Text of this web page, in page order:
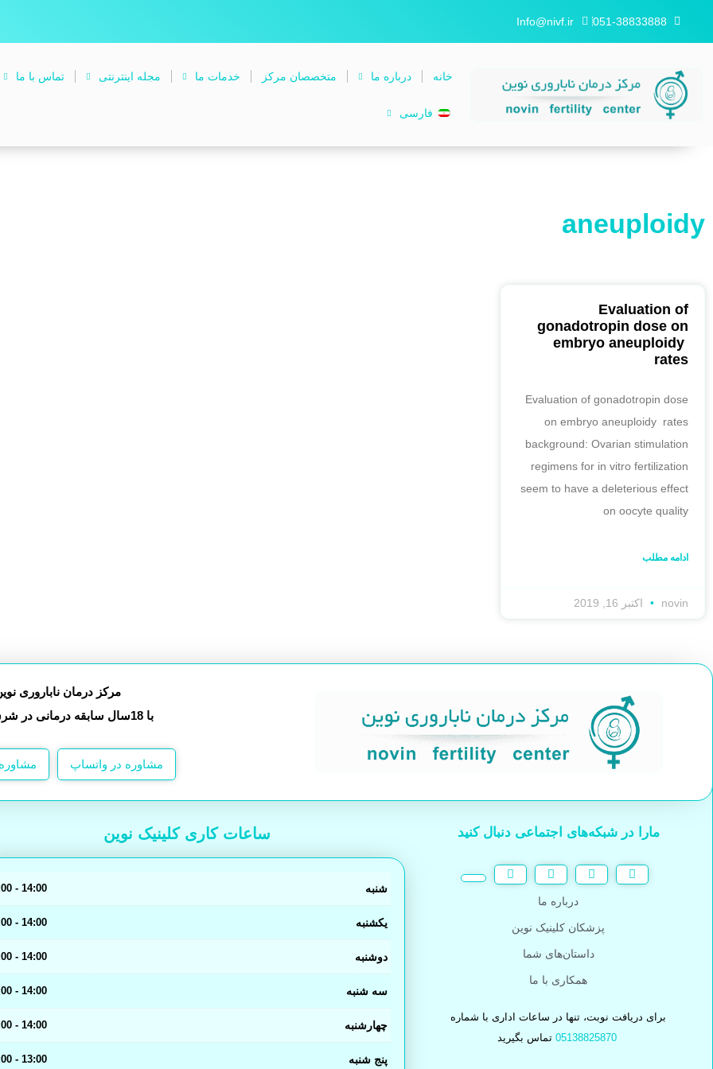
051-38833888
Info@nivf.ir
خانه درباره ما متخصصان مرکز خدمات ما مجله اینترنتی تماس با ما
فارسی
aneuploidy
Evaluation of
gonadotropin dose on
embryo aneuploidy
rates
Evaluation of gonadotropin dose
on embryo aneuploidy rates
background: Ovarian stimulation
regimens for in vitro fertilization
seem to have a deleterious effect
on oocyte quality
ادامه مطلب
novin اکتبر 16, 2019
مرکز درمان ناباروری
با 18سال سابقه درمانی در شرق کشور
مشاوره در واتساپ
مارا در شبکه‌های اجتماعی دنبال کنید
درباره ما
پزشکان کلینیک نوین
داستان‌های شما
همکاری با ما
برای دریافت نوبت، تنها در ساعات اداری با شماره
05138825870 تماس بگیرید
ساعات کاری کلینیک نوین
شنبه 14:00 - 07:00
یکشنبه 14:00 - 07:00
دوشنبه 14:00 - 07:00
سه شنبه 14:00 - 07:00
چهارشنبه 14:00 - 07:00
پنج شنبه 13:00 - 07:00